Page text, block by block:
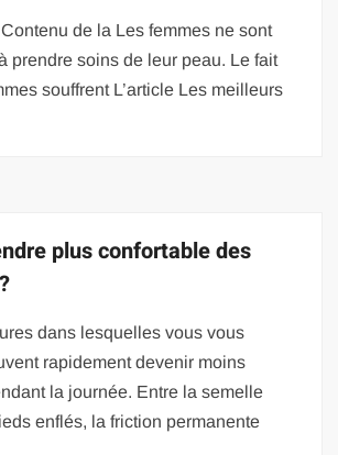
de la Les femmes ne sont
prendre soins de leur peau. Le fait
souffrent L’article Les meilleurs
plus confortable des
dans lesquelles vous vous
rapidement devenir moins
la journée. Entre la semelle
enflés, la friction permanente